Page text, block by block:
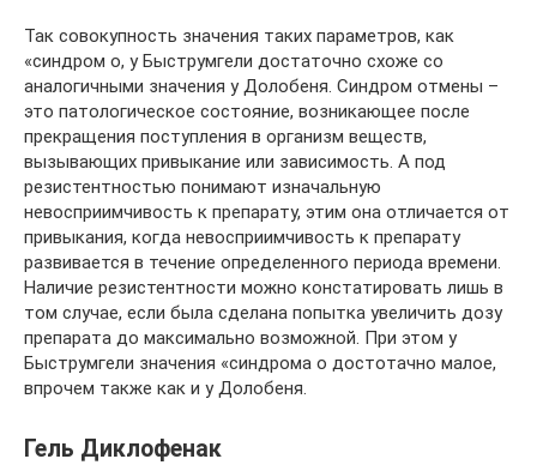
Так совокупность значения таких параметров, как
«cиндром о, у Быструмгели достаточно схоже со
аналогичными значения у Долобеня. Синдром отмены –
это патологическое состояние, возникающее после
прекращения поступления в организм веществ,
вызывающих привыкание или зависимость. А под
резистентностью понимают изначальную
невосприимчивость к препарату, этим она отличается от
привыкания, когда невосприимчивость к препарату
развивается в течение определенного периода времени.
Наличие резистентности можно констатировать лишь в
том случае, если была сделана попытка увеличить дозу
препарата до максимально возможной. При этом у
Быструмгели значения «синдрома о достотачно малое,
впрочем также как и у Долобеня.
Гель Диклофенак